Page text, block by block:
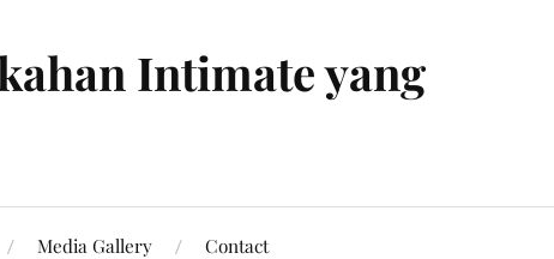
Intimate yang
Media Gallery Contact